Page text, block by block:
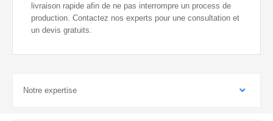
livraison rapide afin de ne pas interrompre un process de
production. Contactez nos experts pour une consultation et
un devis gratuits.
Notre expertise